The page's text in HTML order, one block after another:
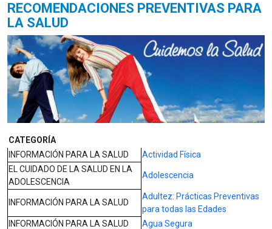
RECOMENDACIONES PREVENTIVAS PARA
LA SALUD
CATEGORÍA
INFORMACIÓN PARA LA SALUD
Actividad Física
EL CUIDADO DE LA SALUD EN LA
ADOLESCENCIA
Adolescencia
INFORMACIÓN PARA LA SALUD
Adultez: Prácticas Preventivas
para todas las Edades
INFORMACIÓN PARA LA SALUD
Agua Segura